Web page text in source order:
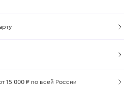
15 000 ₽ по всей России